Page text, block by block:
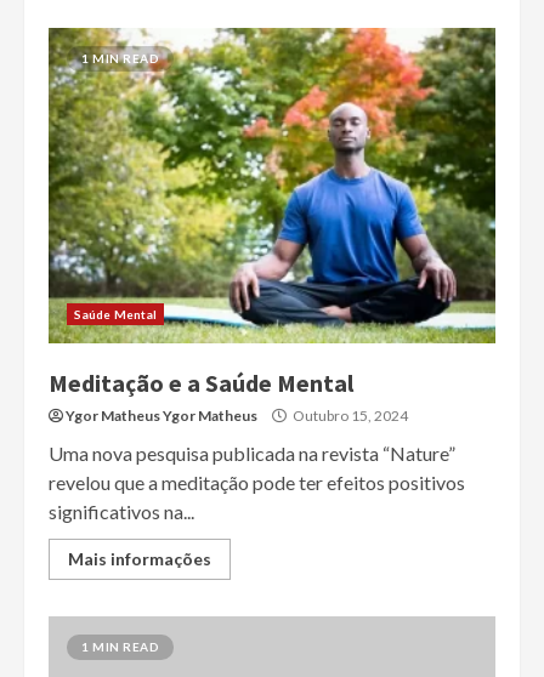
1 MIN READ
Saúde Mental
Meditação e a Saúde Mental
Ygor Matheus Ygor Matheus Outubro 15, 2024
Uma nova pesquisa publicada na revista “Nature”
revelou que a meditação pode ter efeitos positivos
significativos na...
Mais informações
1 MIN READ